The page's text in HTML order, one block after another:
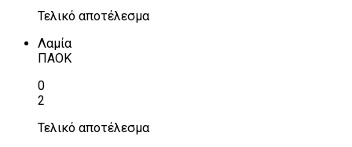
Τελικό αποτέλεσμα
Λαμία
ΠΑΟΚ
0
2
Τελικό αποτέλεσμα